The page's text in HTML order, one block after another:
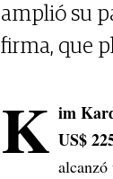
amplió su
firma, que
K im
US$